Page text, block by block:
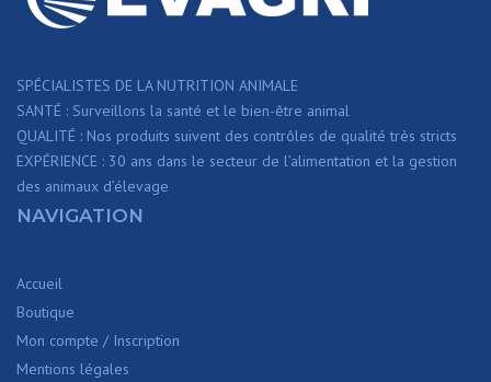
SPÉCIALISTES DE LA NUTRITION ANIMALE
SANTÉ : Surveillons la santé et le bien-être animal
QUALITÉ : Nos produits suivent des contrôles de qualité très stricts
EXPÉRIENCE : 30 ans dans le secteur de l’alimentation et la gestion
des animaux d’élevage
NAVIGATION
Accueil
Boutique
Mon compte / Inscription
Mentions légales